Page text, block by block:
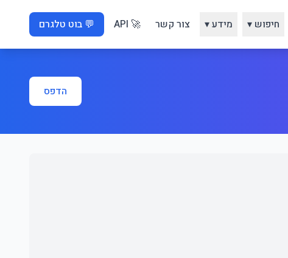
חיפוש ▾ מידע ▾ צור קשר 🚀 API 💬 בוט טלגרם
הדפס